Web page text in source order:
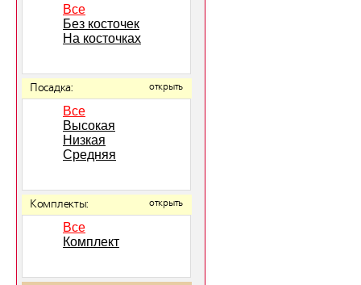
Все
Без косточек
На косточках
Посадка: открыть
Все
Высокая
Низкая
Средняя
Комплекты: открыть
Все
Комплект